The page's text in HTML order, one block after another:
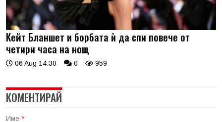
Кейт Бланшет и борбата ѝ да спи повече от
четири часа на нощ
06 Aug 14:30 0 959
КОМЕНТИРАЙ
Име *